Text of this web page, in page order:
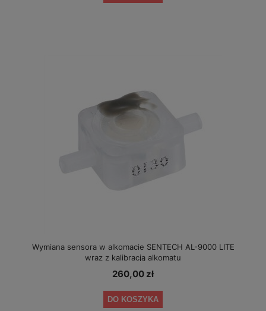
Wymiana sensora w alkomacie SENTECH AL-9000 LITE
wraz z kalibracją alkomatu
260,00 zł
DO KOSZYKA